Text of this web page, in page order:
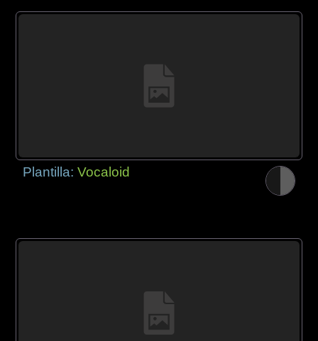
Plantilla:Vocaloid